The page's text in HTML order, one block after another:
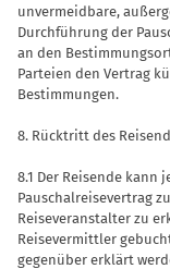
unvermeidbare,
Durchführung der
an den
Parteien den Vertrag
Bestimmungen.
8. Rücktritt des
8.1 Der Reisende kann
Pauschalreisevertrag
Reiseveranstalter zu
Reisevermittler
gegenüber erklärt